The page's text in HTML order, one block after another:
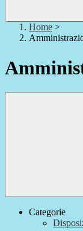
Home >
Categorie